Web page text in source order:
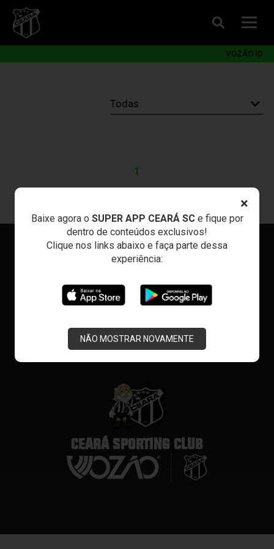
×
Baixe agora o SUPER APP CEARÁ SCe fique por
dentro de conteúdos exclusivos!
Clique nos links abaixo e faça parte dessa
experiência:
NÃO MOSTRAR NOVAMENTE
VOZÃO ID
1
CEARÁ SPORTING CLUB